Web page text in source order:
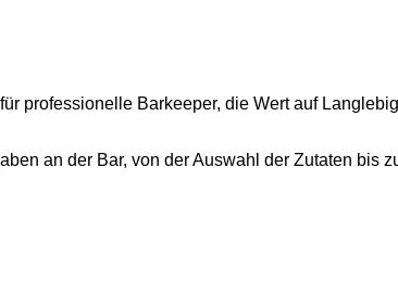
professionelle Barkeeper, die Wert auf
an der Bar, von der Auswahl der Zutaten bis